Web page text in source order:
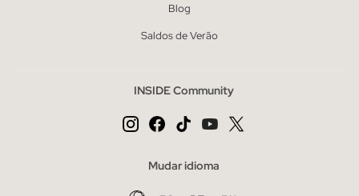
Blog
Saldos de Verão
INSIDE Community
Mudar idioma